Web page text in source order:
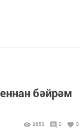
бәйрәм
3653 0 0